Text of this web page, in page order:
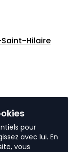
pour
avec lui. En
vous
Hilaire